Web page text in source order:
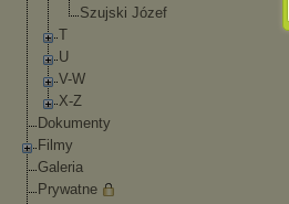
Szujski Józef
T
U
V-W
X-Z
Dokumenty
Filmy
Galeria
Prywatne